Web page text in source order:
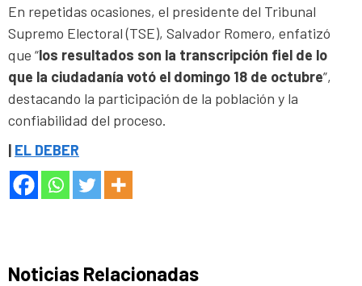
En repetidas ocasiones, el presidente del Tribunal
Supremo Electoral (TSE), Salvador Romero, enfatizó
que “los resultados son la transcripción fiel de lo
que la ciudadanía votó el domingo 18 de octubre”,
destacando la participación de la población y la
confiabilidad del proceso.
| EL DEBER
Noticias Relacionadas